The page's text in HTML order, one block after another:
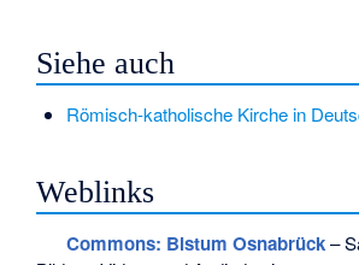
Siehe auch
Römisch-katholische Kirche in
Weblinks
Commons: Bistum Osnabrück–